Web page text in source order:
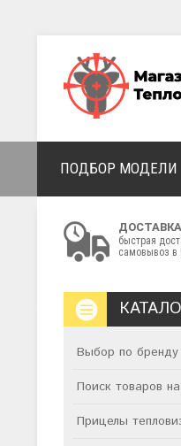
ПОДБОР МОДЕЛИ
быстрая
самовывоз в
Выбор по бренду
Поиск товаров
Прицелы